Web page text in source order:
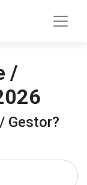
/
Gestor?